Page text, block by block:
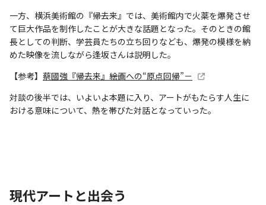
一方、横浜美術館の『帰去来』では、美術館内で火薬を爆発させ
て巨大作品を制作したことが大きな話題となった。そのときの館
長としての判断、学芸員たちの立ち回りなども、爆発の模様を納
めた映像を流しながら逢坂さんは説明した。
【参考】 蔡國強『帰去来』――絵画への“原点回帰”－
対談の後半では、いよいよ本題に入り、アートがもたらす人生に
おける意味について、熱を帯びた対話となっていった。
現代アートと出会う